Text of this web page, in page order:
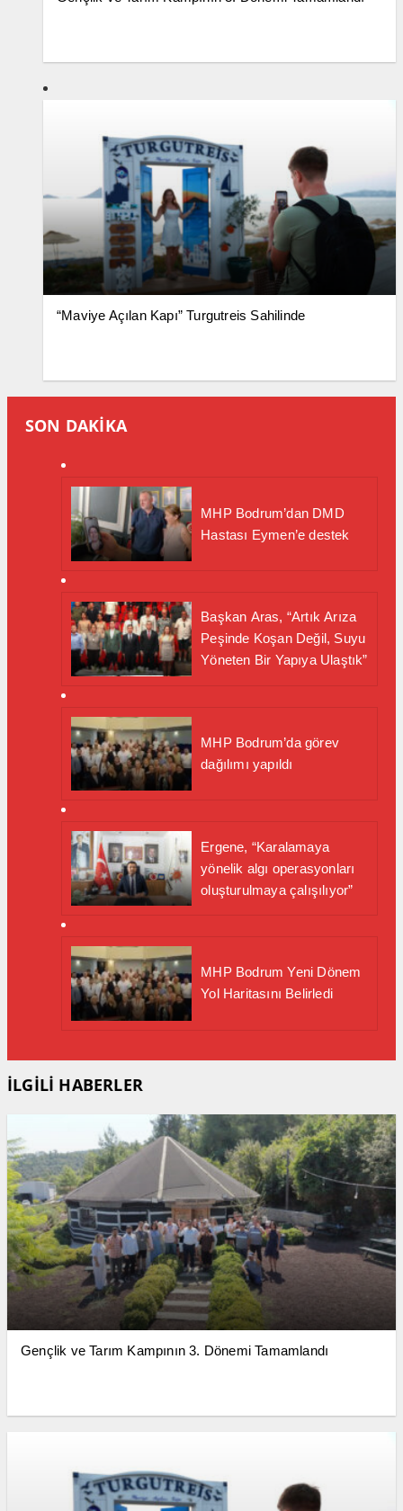
“Maviye Açılan Kapı” Turgutreis Sahilinde
SON DAKİKA
MHP Bodrum’dan DMD
Hastası Eymen’e destek
Başkan Aras, “Artık Arıza
Peşinde Koşan Değil, Suyu
Yöneten Bir Yapıya Ulaştık”
MHP Bodrum’da görev
dağılımı yapıldı
Ergene, “Karalamaya
yönelik algı operasyonları
oluşturulmaya çalışılıyor”
MHP Bodrum Yeni Dönem
Yol Haritasını Belirledi
İLGİLİ HABERLER
Gençlik ve Tarım Kampının 3. Dönemi Tamamlandı